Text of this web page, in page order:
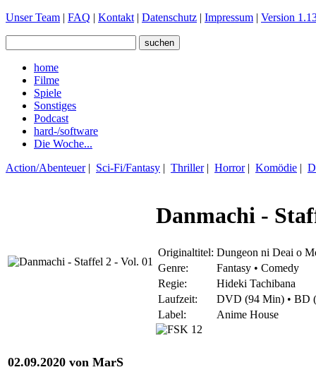
Unser Team | FAQ | Kontakt | Datenschutz | Impressum | Version
home
Filme
Spiele
Sonstiges
Podcast
hard-/software
Die Woche...
Action/Abenteuer| Sci-Fi/Fantasy | Thriller| Horror| Komödie |
Danmachi -
Originaltitel: Dungeon ni Deai o
Genre:
Fantasy • Comedy
Regie:
Hideki Tachibana
Laufzeit:
DVD (94 Min) • BD
Label:
Anime House
02.09.2020 von MarS